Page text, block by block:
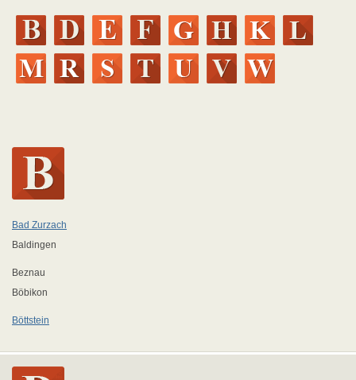
Bad Zurzach
Baldingen
Beznau
Böbikon
Böttstein